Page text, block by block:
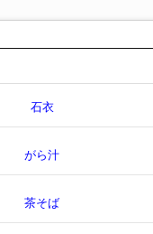
石衣
がら汁
茶そば